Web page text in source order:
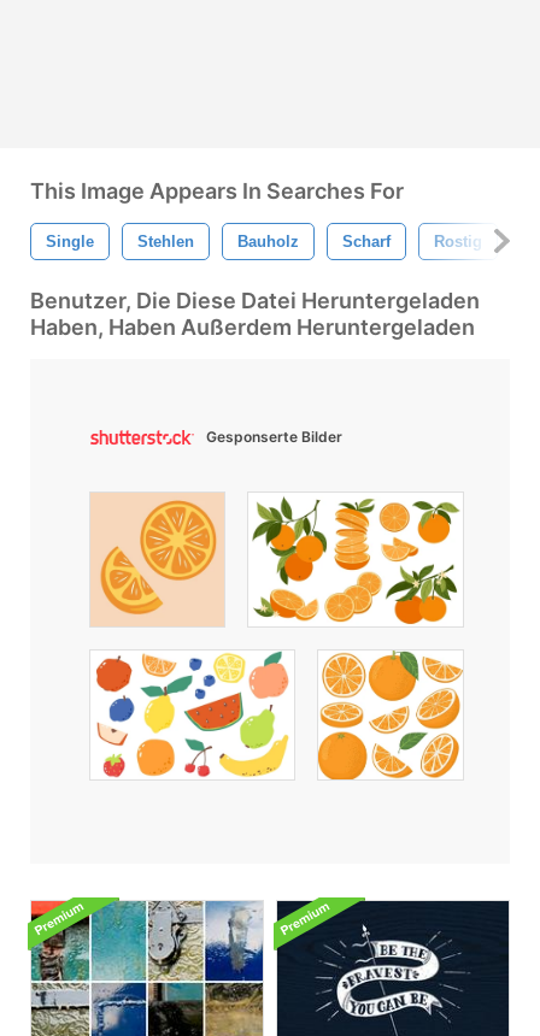
This Image Appears In Searches For
Single Stehlen Bauholz Scharf Rostig
Benutzer, Die Diese Datei Heruntergeladen
Haben, Haben Außerdem Heruntergeladen
Gesponserte Bilder